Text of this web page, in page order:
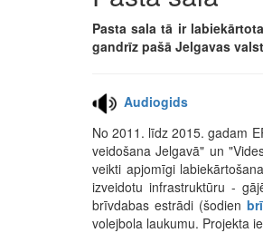
Pasta sala tā ir
gandrīz pašā Jelgavas
Audiogids
No 2011. līdz 2015. gadam
veidošana Jelgavā" un
veikti apjomīgi
izveidotu infrastruktūru -
brīvdabas estrādi (šodien
volejbola laukumu. Projekta